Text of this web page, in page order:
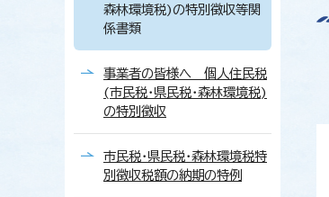
森林環境税)の特別徴収等関
係書類
事業者の皆様へ 個人住民税
(市民税・県民税・森林環境税)
の特別徴収
市民税・県民税・森林環境税特
別徴収税額の納期の特例